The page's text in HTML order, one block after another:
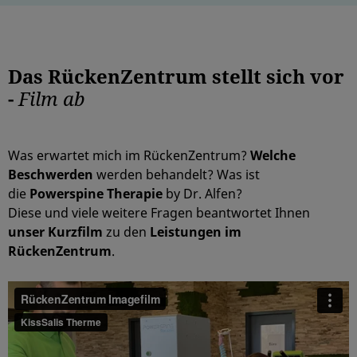
Das RückenZentrum stellt sich vor
-Film ab
Was erwartet mich im RückenZentrum? Welche
Beschwerden werden behandelt? Was ist
die Powerspine Therapie by Dr. Alfen?
Diese und viele weitere Fragen beantwortet Ihnen
unser Kurzfilm zu den Leistungen im
RückenZentrum.